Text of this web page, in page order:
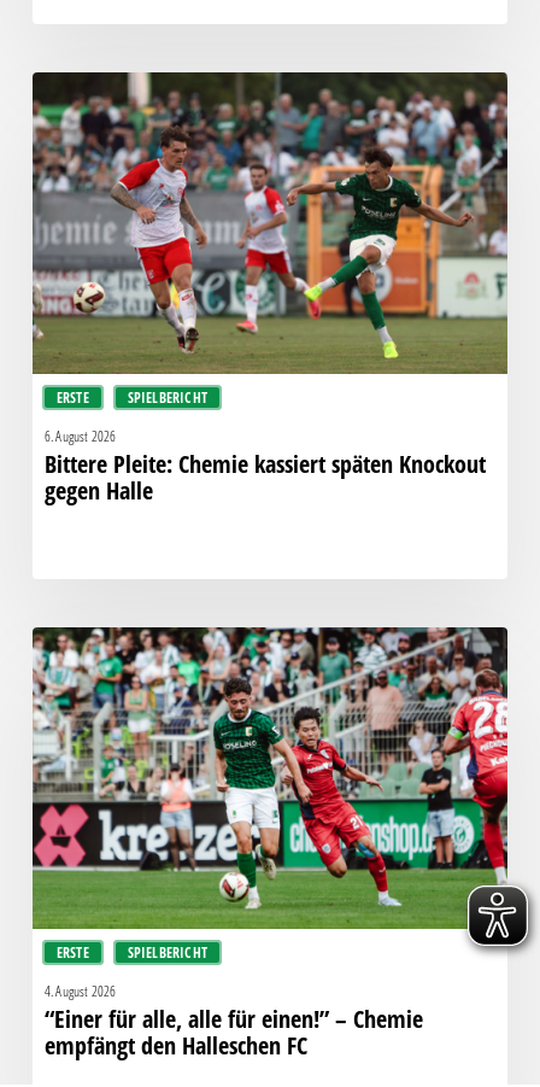
ERSTE SPIELBERICHT
Pleite:
Chemie
kassiert
späten
Knockout
gegen
Halle
6. August 2026
Bittere Pleite: Chemie kassiert späten Knockout
gegen Halle
ERSTE SPIELBERICHT
“Einer
für
alle,
alle
für
einen!”
–
Chemie
empfängt
den
Halleschen
FC
4. August 2026
“Einer für alle, alle für einen!” – Chemie
empfängt den Halleschen FC